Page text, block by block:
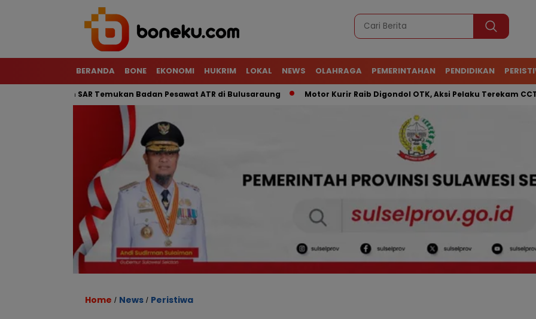
BERANDA BONE EKONOMI HUKRIM LOKAL NEWS OLAHRAGA PEMERINTAHAN PENDIDIKAN
Tim SAR Temukan Badan Pesawat ATR di Bulusaraung Motor Kurir Raib Digondol OTK, Aksi Pelaku Terekam CCTV
Home / News / Peristiwa